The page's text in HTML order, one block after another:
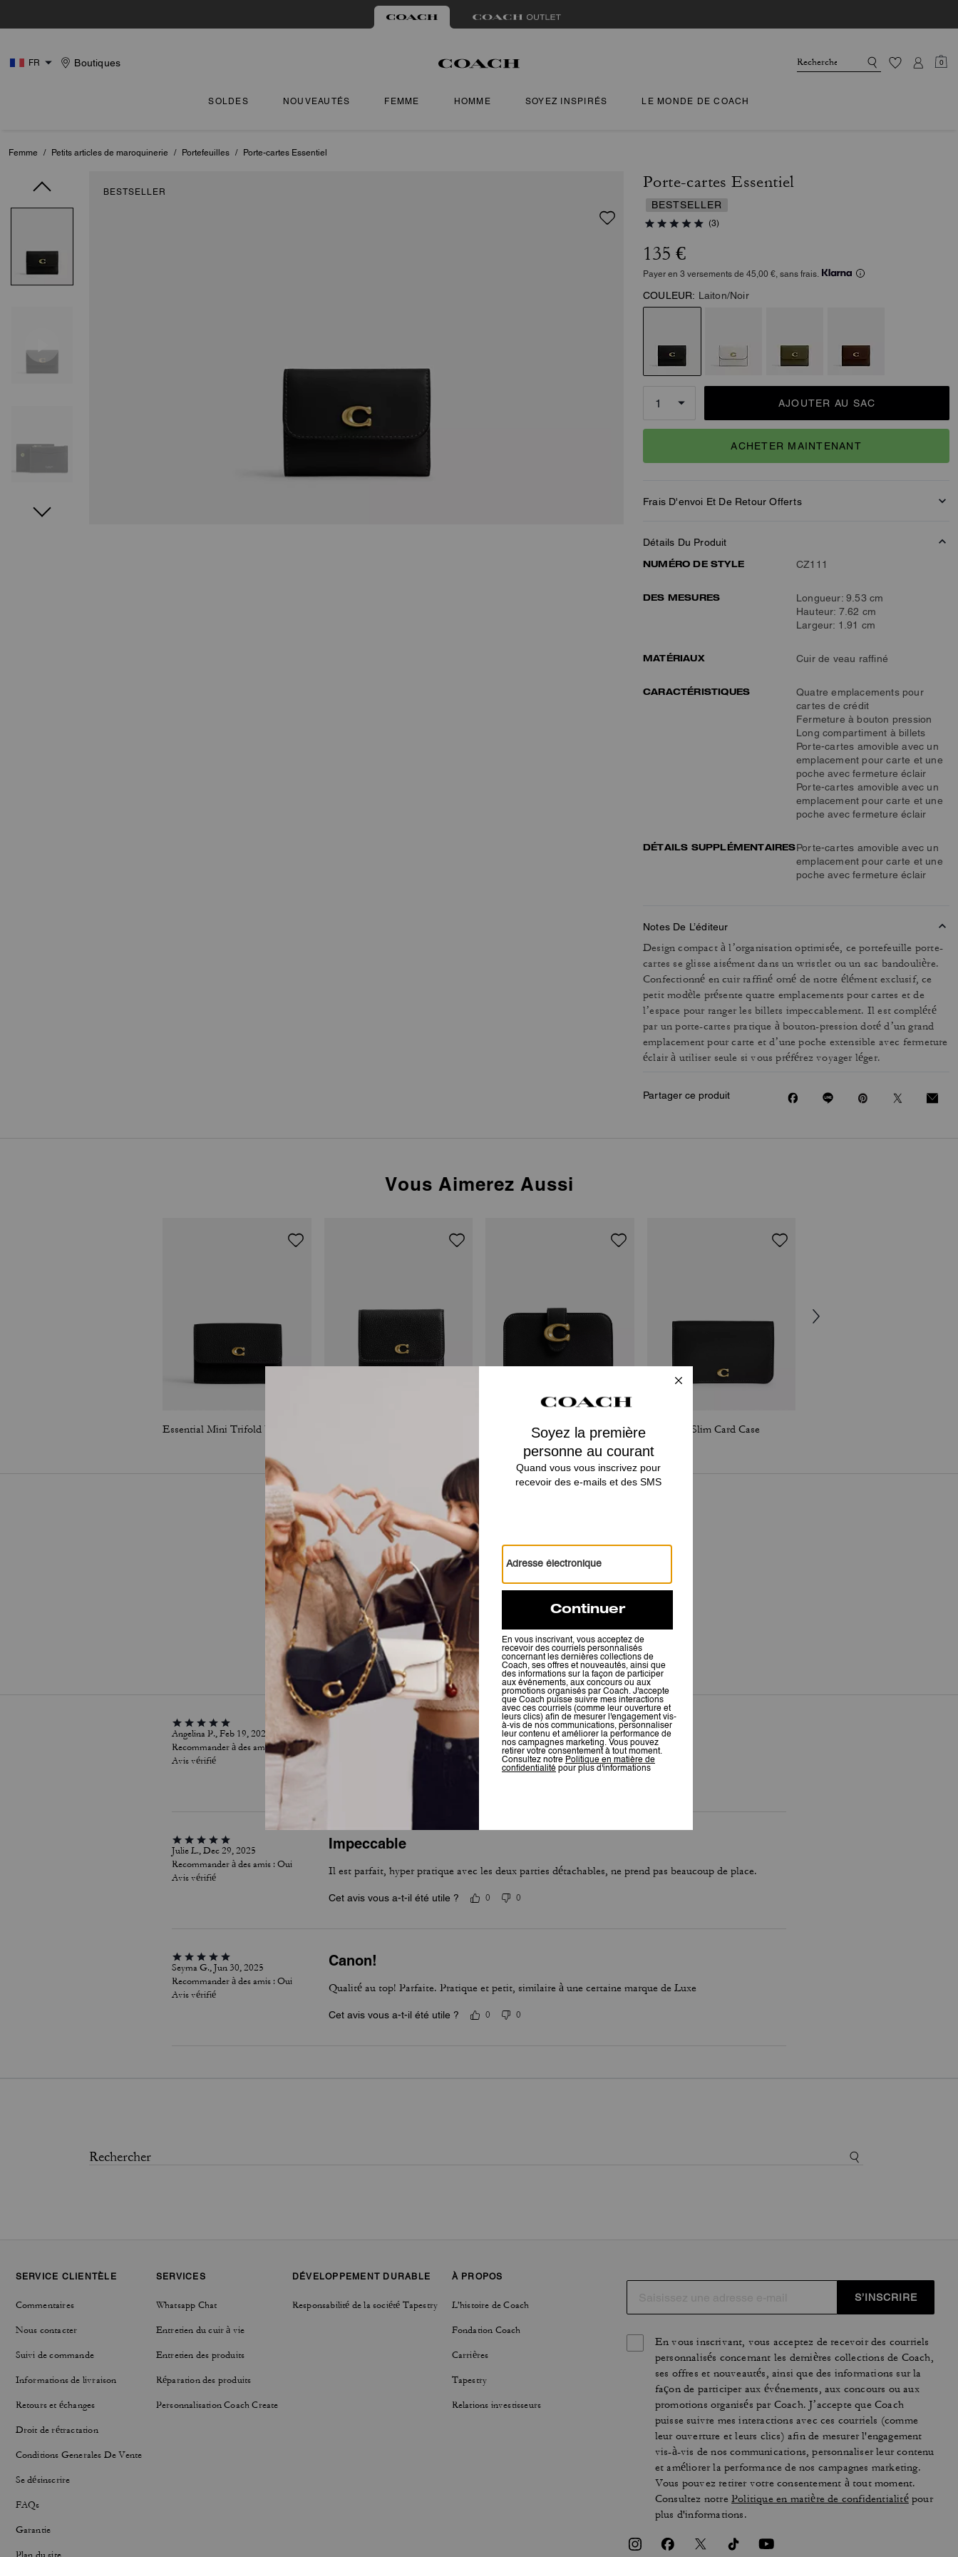
FR Boutiques 0
SOLDES NOUVEAUTÉS FEMME HOMME SOYEZ INSPIRÉS LE MONDE DE COACH
Femme / Petits articles de maroquinerie / Portefeuilles / Porte-cartes Essentiel
BESTSELLER
Porte-cartes Essentiel
BESTSELLER
(3)
135 €
Payer en 3 versements de 45,00 €, sans frais.
COULEUR: Laiton/Noir
AJOUTER AU SAC
ACHETER MAINTENANT
Frais D'envoi Et De Retour Offerts
Détails Du Produit
NUMÉRO DE STYLE
CZ111
DES MESURES
Longueur: 9.53 cm
Hauteur: 7.62 cm
Largeur: 1.91 cm
MATÉRIAUX Cuir de veau raffiné
CARACTÉRISTIQUES
Quatre emplacements pour
cartes de crédit
Fermeture à bouton pression
Long compartiment à billets
Porte-cartes amovible avec un
emplacement pour carte et une
poche avec fermeture éclair
Porte-cartes amovible avec un
emplacement pour carte et une
poche avec fermeture éclair
DÉTAILS SUPPLÉMENTAIRESPorte-cartes amovible avec un
emplacement pour carte et une
poche avec fermeture éclair
Notes De L’éditeur
Design compact à l’organisation optimisée, ce portefeuille porte-
cartes se glisse aisément dans un wristlet ou un sac bandoulière.
Confectionné en cuir raffiné orné de notre élément exclusif, ce
petit modèle présente quatre emplacements pour cartes et de
l’espace pour ranger les billets impeccablement. Il est complété
par un porte-cartes pratique à bouton-pression doté d’un grand
emplacement pour carte et d’une poche extensible avec fermeture
éclair à utiliser seule si vous préférez voyager léger.
Partager ce produit
Vous Aimerez Aussi
Essential Mini Trifold Wallet Tabby Wallet Essential Slim Card Case
Avis
Étoiles Avis
Pour plus d’informations sur la manière dont nous vérifions nos avis, cliquezici .
Angelina P., Feb 19, 2026
Recommander à des amis :Oui
Avis vérifié
Super mais attention
Très bien mais très fragile
Cet avis vous a-t-il été utile ?
Julie L., Dec 29, 2025
Recommander à des amis : Oui
Avis vérifié
Impeccable
Il est parfait, hyper pratique avec les deux parties détachables, ne prend pas beaucoup de place.
Cet avis vous a-t-il été utile ? 0 0
Seyma G., Jun 30, 2025
Recommander à des amis : Oui
Avis vérifié
Canon!
Qualité au top! Parfaite. Pratique et petit, similaire à une certaine marque de Luxe
Cet avis vous a-t-il été utile ? 0 0
SERVICE CLIENTÈLE
Commentaires
Nous contacter
Suivi de commande
Informations de livraison
Retours et échanges
Droit de rétractation
Conditions Generales De Vente
Se désinscrire
FAQs
Garantie
SERVICES
Whatsapp Chat
Entretien du cuir à vie
Entretien des produits
Réparation des produits
Personnalisation Coach Create
DÉVELOPPEMENT DURABLE
Responsabilité de la société Tapestry
À PROPOS
L'histoire de Coach
Fondation Coach
Carrières
Tapestry
Relations investisseurs
S’INSCRIRE
En vous inscrivant, vous acceptez de recevoir des courriels
personnalisés concernant les dernières collections de Coach,
ses offres et nouveautés, ainsi que des informations sur la
façon de participer aux événements, aux concours ou aux
promotions organisés par Coach. J’accepte que Coach
puisse suivre mes interactions avec ces courriels (comme
leur ouverture et leurs clics) afin de mesurer l'engagement
vis-à-vis de nos communications, personnaliser leur contenu
et améliorer la performance de nos campagnes marketing.
Vous pouvez retirer votre consentement à tout moment.
Consultez notrePolitique en matière de confidentialitépour
plus d'informations.